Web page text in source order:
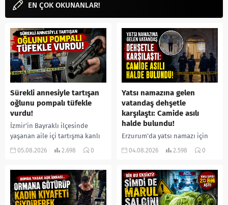
EN ÇOK OKUNANLAR!
Sürekli annesiyle tartışan
oğlunu pompalı tüfekle
vurdu!
İzmir’in Bayraklı ilçesinde
yaşanan aile içi tartışma kanlı
bitti. İddiaya göre, uzun süredir
05.08.2026 2.698 0
Yatsı namazına gelen
vatandaş dehşetle
karşılaştı: Camide asılı
halde bulundu!
Erzurum’da yatsı namazı için
camiye gelen bir vatandaş,
yerine sevk edilen...
04.08.2026 2.598 0